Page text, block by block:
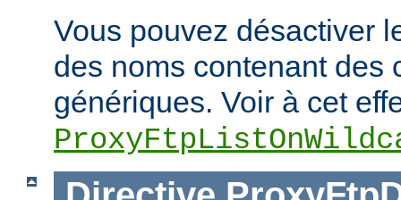
Vous pouvez désactiver
des noms contenant des
génériques. Voir à cet